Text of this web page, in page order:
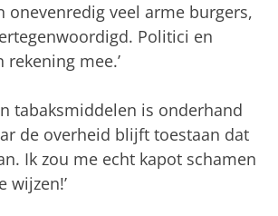
onevenredig veel arme burgers,
Politici en
mee.’
tabaksmiddelen is onderhand
de overheid blijft toestaan dat
Ik zou me echt kapot schamen
wijzen!’